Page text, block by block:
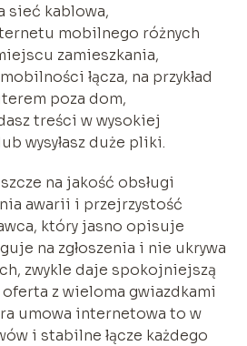
sieć kablowa,
mobilnego różnych
zamieszkania,
łącza, na przykład
poza dom,
treści w wysokiej
wysyłasz duże pliki.
na jakość obsługi
awarii i przejrzystość
który jasno opisuje
na zgłoszenia i nie ukrywa
zwykle daje spokojniejszą
oferta z wieloma gwiazdkami
umowa internetowa to w
i stabilne łącze każdego